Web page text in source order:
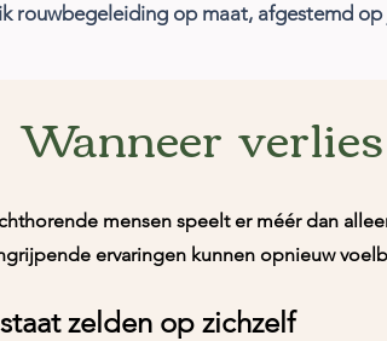
rouwbegeleiding op maat, afgestemd
Wanneer
mensen speelt er méér dan
ervaringen kunnen opnieuw
zelden op zichzelf